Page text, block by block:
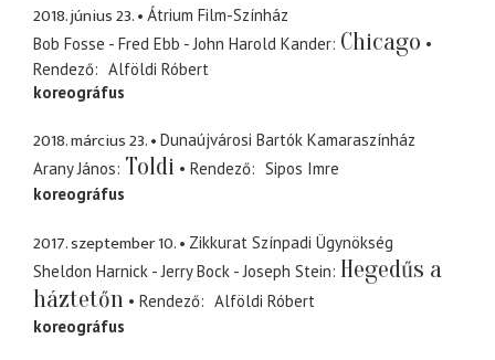
2018. június 23.
Átrium Film-Színház
Bob Fosse - Fred Ebb - John Harold Kander Chicago
Rendező
Alföldi Róbert
koreográfus
2018. március 23.
Dunaújvárosi Bartók Kamaraszínház
Arany János Toldi Rendező
Sipos Imre
koreográfus
2017. szeptember 10.
Zikkurat Színpadi Ügynökség
Sheldon Harnick - Jerry Bock - Joseph Stein Hegedűs a
háztetőn
Rendező
Alföldi Róbert
koreográfus